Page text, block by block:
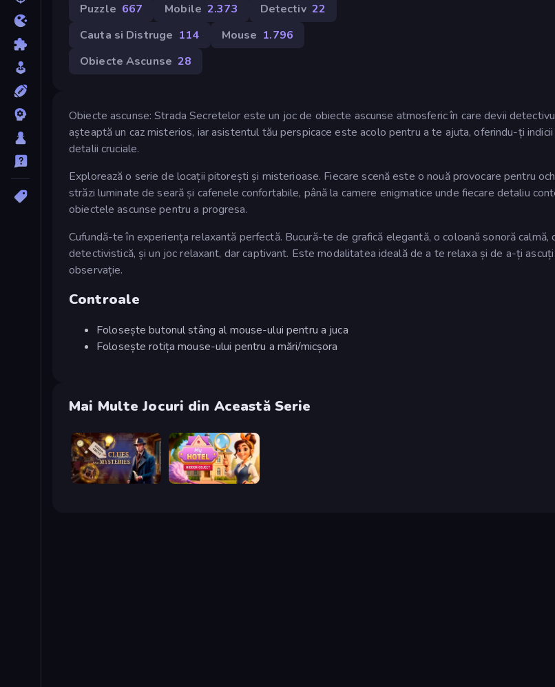
Puzzle 667 Mobile 2.373 Detectiv 22
Cauta si Distruge 114 Mouse 1.796
Obiecte Ascunse 28
Obiecte ascunse: Strada Secretelor este un joc de obiecte ascunse atmosferic în care devii
așteaptă un caz misterios, iar asistentul tău perspicace este acolo pentru a te ajuta, oferindu-ți
detalii cruciale.
Explorează o serie de locații pitorești și misterioase. Fiecare scenă este o nouă provocare pentru
străzi luminate de seară și cafenele confortabile, până la camere enigmatice unde fiecare detaliu
obiectele ascunse pentru a progresa.
Cufundă-te în experiența relaxantă perfectă. Bucură-te de grafică elegantă, o coloană sonoră calmă,
detectivistică, și un joc relaxant, dar captivant. Este modalitatea ideală de a te relaxa și de a-ți
observație.
Controale
Folosește butonul stâng al mouse-ului pentru a juca
Folosește rotița mouse-ului pentru a mări/micșora
Mai Multe Jocuri din Această Serie
Hidden Object: Clues and Mysteries Hidden Object: My Hotel